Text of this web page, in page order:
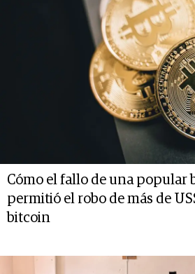
Cómo el fallo de una popular
permitió el robo de más de
bitcoin